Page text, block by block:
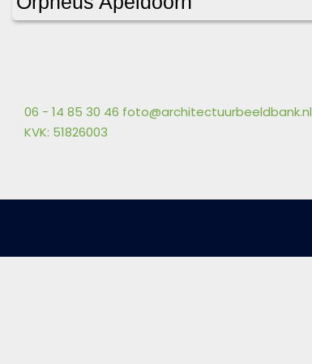
06 - 14 85 30 46 foto@architectuurbeeldbank.nl
KVK: 51826003